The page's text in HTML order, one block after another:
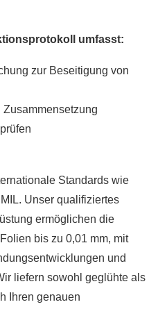
umfasst:
zur Beseitigung von
Standards wie
Unser qualifiziertes
ermöglichen die
bis zu 0,01 mm, mit
und
liefern sowohl geglühte als
Ihren genauen